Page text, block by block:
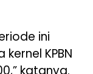
ini
KPBN